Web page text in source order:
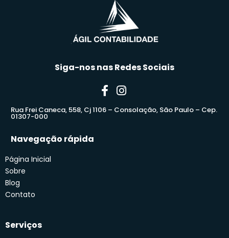
Siga-nos nas Redes Sociais
Rua Frei Caneca, 558, Cj 1106 – Consolação, São Paulo – Cep.
01307-000
Navegação rápida
Página Inicial
Sobre
Blog
Contato
Serviços